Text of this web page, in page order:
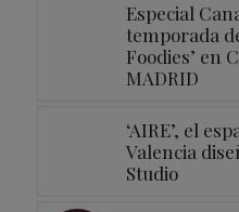
Especial
temporada
Foodies’ en
MADRID
‘AIRE’, el
Valencia
Studio